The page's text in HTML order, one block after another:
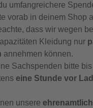
umfangreichere
vorab in deinem Shop
dass wir wegen
Kleidung nur
annehmen können.
Sachspenden bitte bis
eine Stunde vor
unsere